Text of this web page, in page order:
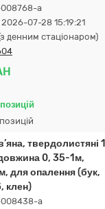
a
07-28 15:19:21
(з денним стаціонаром)
твердолистяні 1
0, 35-1м,
для опалення (бук,
клен)
a